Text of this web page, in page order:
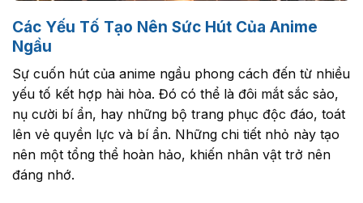
Các Yếu Tố Tạo Nên Sức Hút Của Anime
Ngầu
Sự cuốn hút của anime ngầu phong cách đến từ nhiều
yếu tố kết hợp hài hòa. Đó có thể là đôi mắt sắc sảo,
nụ cười bí ẩn, hay những bộ trang phục độc đáo, toát
lên vẻ quyền lực và bí ẩn. Những chi tiết nhỏ này tạo
nên một tổng thể hoàn hảo, khiến nhân vật trở nên
đáng nhớ.